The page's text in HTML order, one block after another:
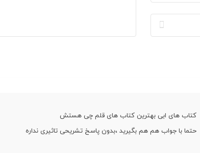
کتاب های ابی بهترین کتاب های قلم چی هستش
حتما با جواب هم هم بگیرید ،بدون پاسخ تشریحی تاثیری نداره